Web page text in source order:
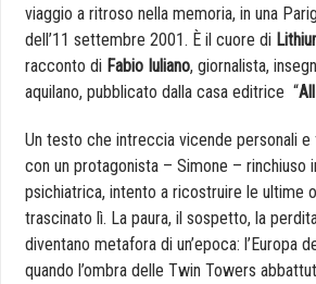
viaggio a ritroso nella memoria, in una
dell’11 settembre 2001. È il cuore di
racconto di Fabio Iuliano, giornalista,
aquilano, pubblicato dalla casa editrice “
Un testo che intreccia vicende personali
con un protagonista – Simone – rinchiuso
psichiatrica, intento a ricostruire le ultime
trascinato lì. La paura, il sospetto, la
diventano metafora di un’epoca: l’Europa
quando l’ombra delle Twin Towers